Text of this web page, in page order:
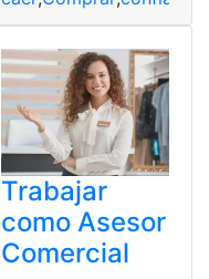
Trabajar
como Asesor
Comercial